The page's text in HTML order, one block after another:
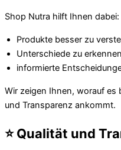
Shop Nutra hilft Ihnen dabei:
Produkte besser zu
Unterschiede zu erkennen
informierte
Wir zeigen Ihnen, worauf es
und Transparenz ankommt.
⭐ Qualität und